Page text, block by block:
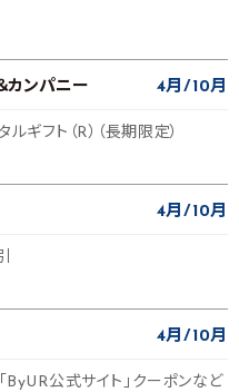
カンパニー 4月 10月
ギフト（R）（長期限定）
4月 10月
4月 10月
ByUR公式サイト」クーポンなど